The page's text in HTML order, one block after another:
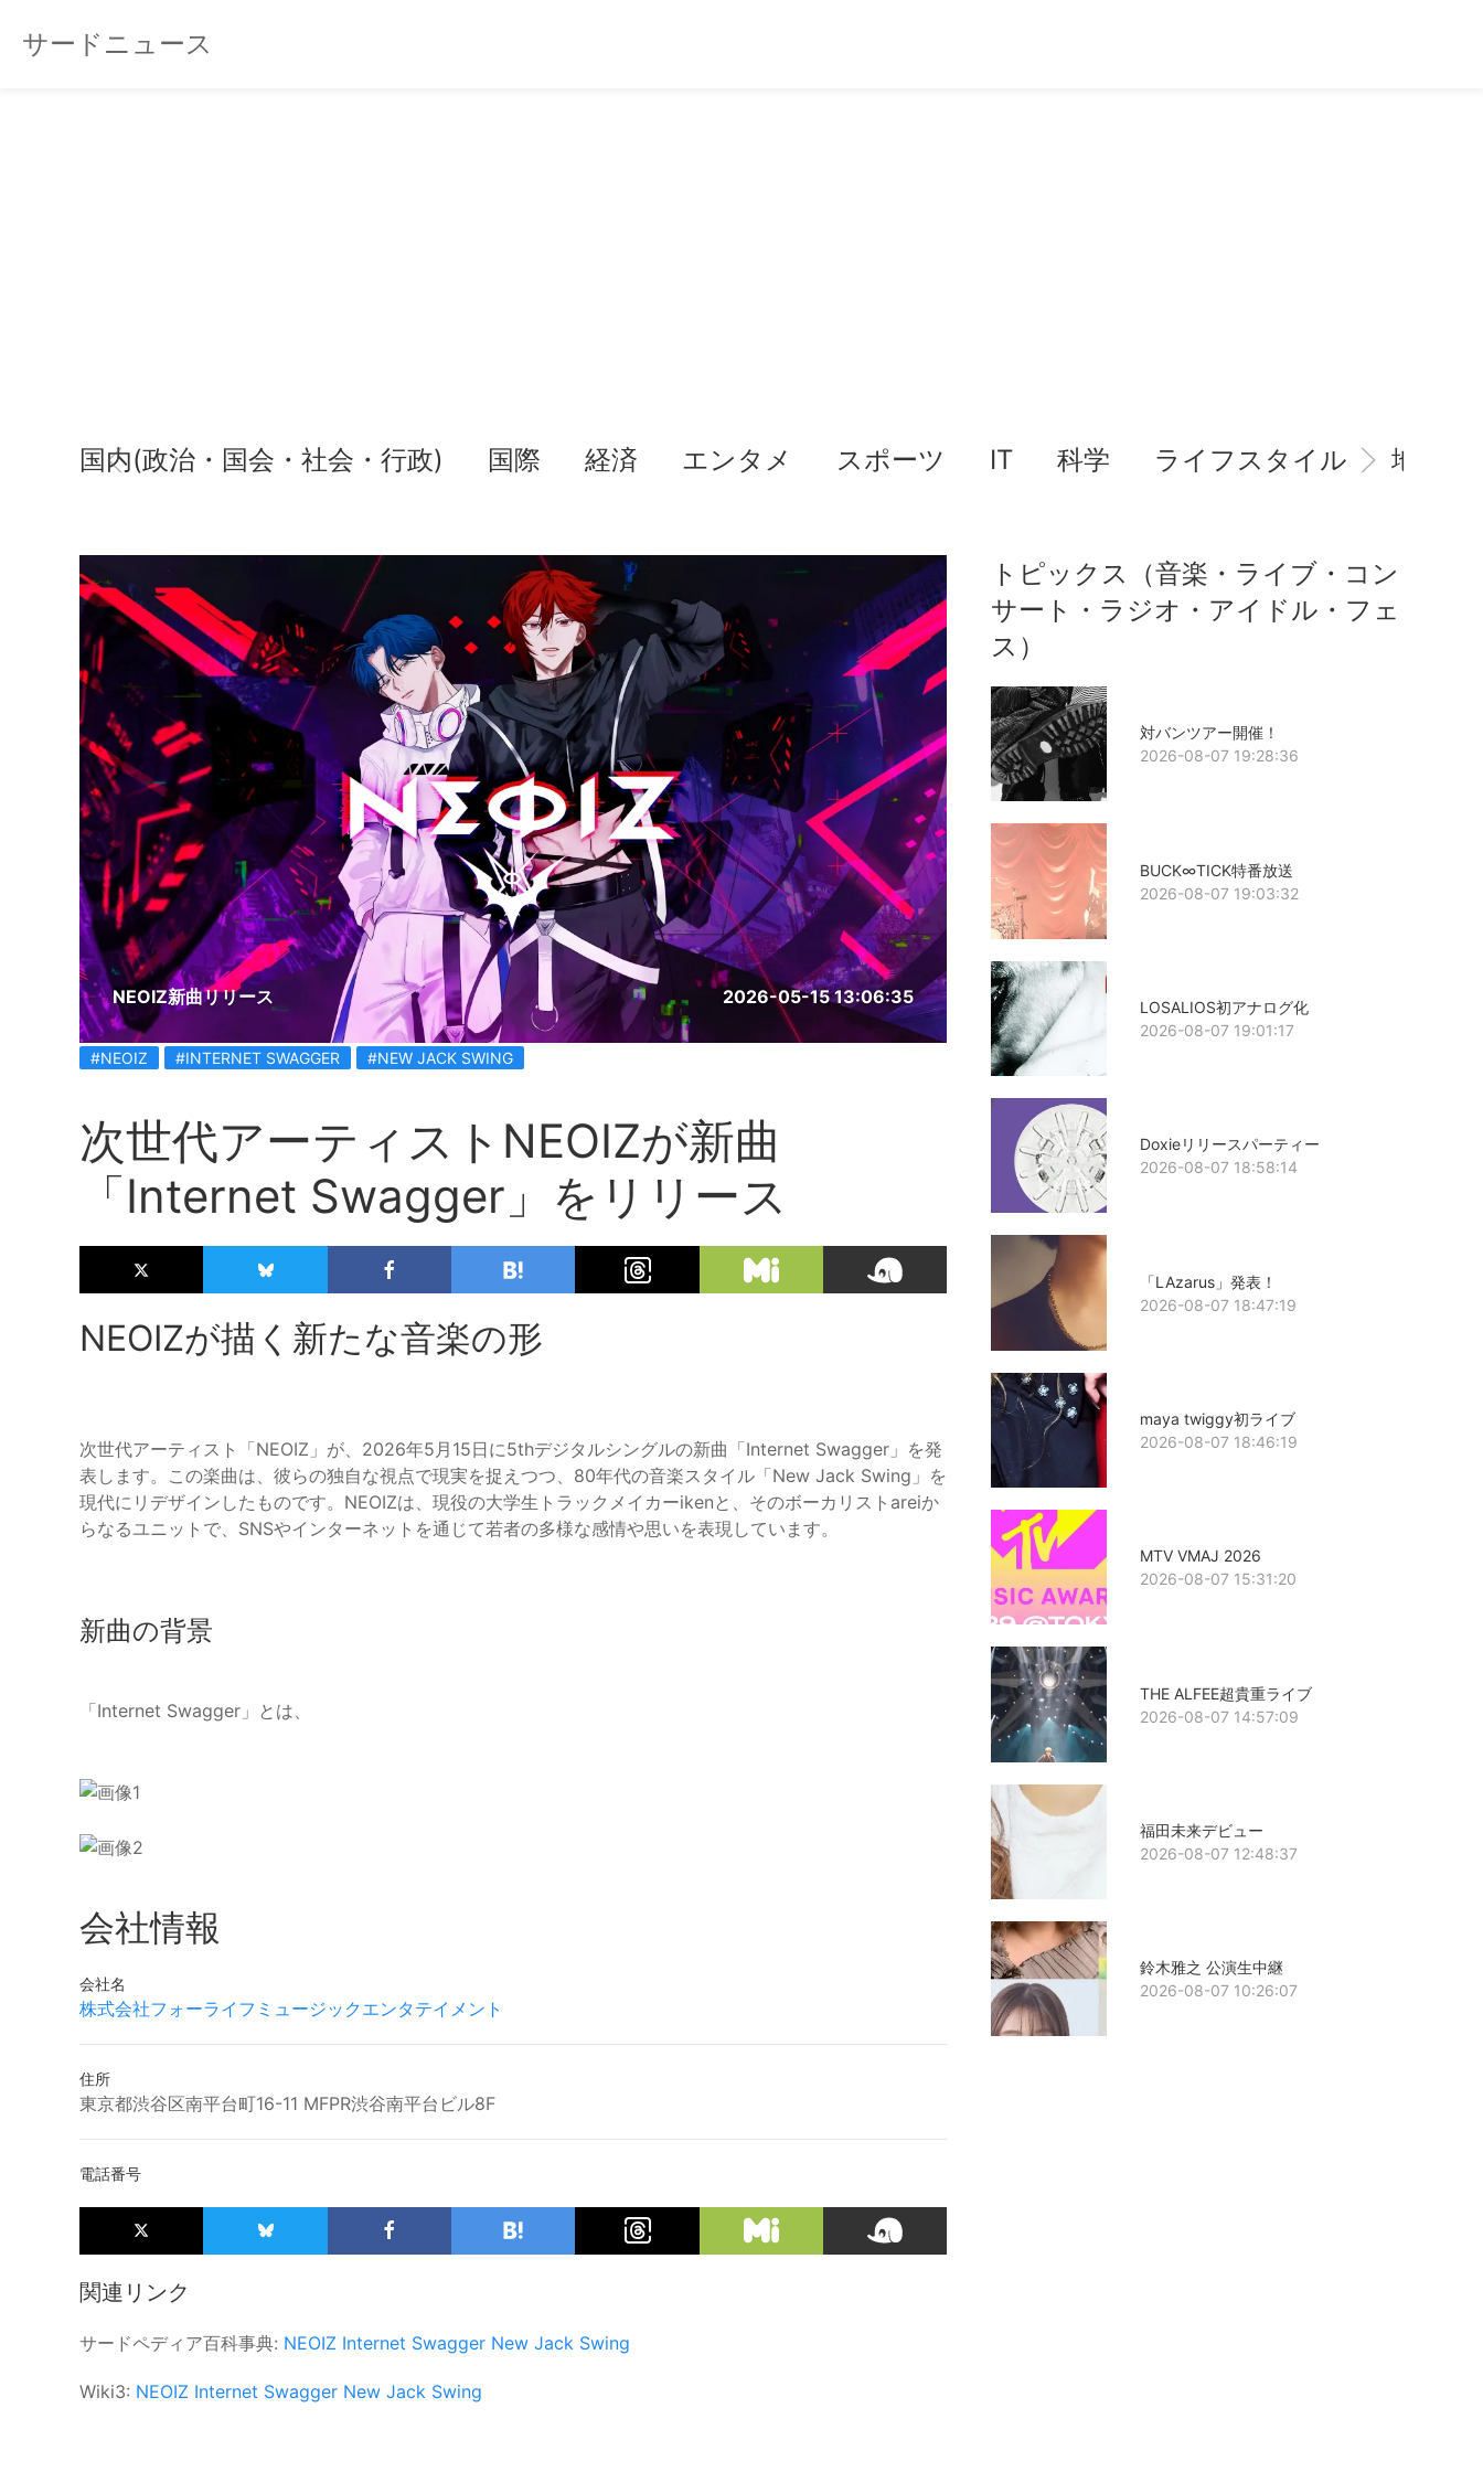
サードニュース
国内(政治・国会・社会・行政) 国際 経済 エンタメ スポーツ IT 科学 ライフスタイル 地域情
NEOIZ新曲リリース 2026-05-15 13:06:35
#NEOIZ #INTERNET SWAGGER #NEW JACK SWING
次世代アーティストNEOIZが新曲
「Internet Swagger」をリリース
NEOIZが描く新たな音楽の形
次世代アーティスト「NEOIZ」が、2026年5月15日に5thデジタルシングルの新曲「Internet Swagger」を発
表します。この楽曲は、彼らの独自な視点で現実を捉えつつ、80年代の音楽スタイル「New Jack Swing」を
現代にリデザインしたものです。NEOIZは、現役の大学生トラックメイカーikenと、そのボーカリストareiか
らなるユニットで、SNSやインターネットを通じて若者の多様な感情や思いを表現しています。
新曲の背景
「Internet Swagger」とは、
会社情報
会社名
株式会社フォーライフミュージックエンタテイメント
住所
東京都渋谷区南平台町16-11 MFPR渋谷南平台ビル8F
電話番号
関連リンク
サードペディア百科事典: NEOIZ Internet Swagger New Jack Swing
Wiki3: NEOIZ Internet Swagger New Jack Swing
トピックス（音楽・ライブ・コン
サート・ラジオ・アイドル・フェ
ス）
対バンツアー開催！
2026-08-07 19:28:36
BUCK∞TICK特番放送
2026-08-07 19:03:32
LOSALIOS初アナログ化
2026-08-07 19:01:17
Doxieリリースパーティー
2026-08-07 18:58:14
「LAzarus」発表！
2026-08-07 18:47:19
maya twiggy初ライブ
2026-08-07 18:46:19
MTV VMAJ 2026
2026-08-07 15:31:20
THE ALFEE超貴重ライブ
2026-08-07 14:57:09
福田未来デビュー
2026-08-07 12:48:37
鈴木雅之 公演生中継
2026-08-07 10:26:07